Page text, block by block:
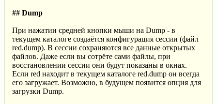
## Dump
При нажатии средней кнопки мыши на Dump - в
текущем каталоге создаётся конфигурация сессии (файл
red.dump). В сессии сохраняются все данные открытых
файлов. Даже если вы сотрёте сами файлы, при
восстановлении сессии они будут показаны в окнах.
Если red находит в текущем каталоге red.dump он всегда
его загружает. Возможно, в будущем появится опция для
загрузки Dump.